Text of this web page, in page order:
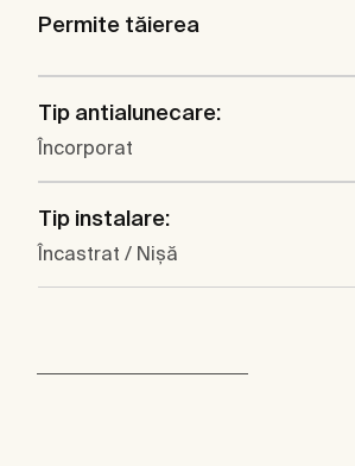
Permite tăierea
Tip antialunecare:
Încorporat
Tip instalare:
Încastrat / Nişă